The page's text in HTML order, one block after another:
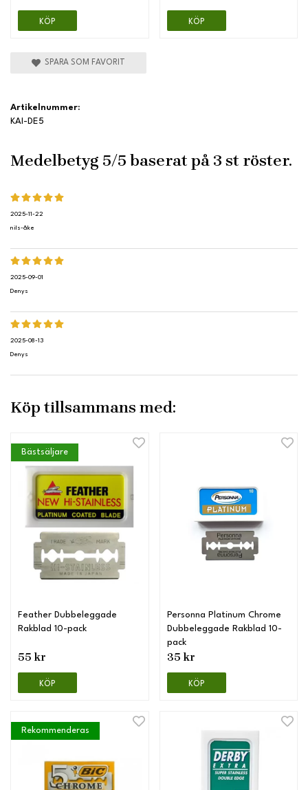
KÖP KÖP
SPARA SOM FAVORIT
Artikelnummer:
KAI-DE5
Medelbetyg 5/5 baserat på 3 st röster.
2025-11-22
nils-åke
2025-09-01
Denys
2025-08-13
Denys
Köp tillsammans med:
Bästsäljare
Feather Dubbeleggade
Rakblad 10-pack
55 kr
KÖP
Personna Platinum Chrome
Dubbeleggade Rakblad 10-
pack
35 kr
KÖP
Rekommenderas